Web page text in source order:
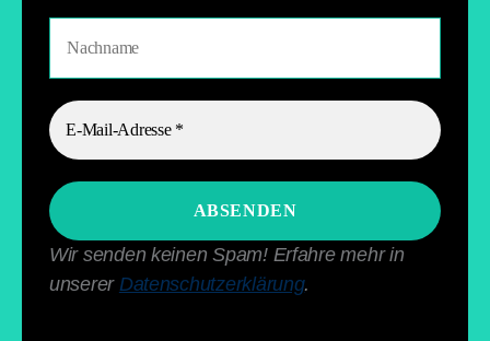
Wir senden keinen Spam! Erfahre mehr in
unserer Datenschutzerklärung.